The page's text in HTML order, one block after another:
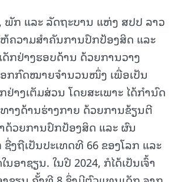
ກ ແລະ ລັດຖະບານ ແຫ່ງ ສປປ ລາວ
ໃຫ້ຄວາມສໍາຄັນການປົກປ້ອງສິດ ແລະ
ກຢ່າງຮອບດ້ານ ດ້ວຍການວາງ
ອກກົດໝາຍຈຳນວນໜຶ່ງ ເພື່ອເປັນ
ຢ່າງເຕັມສ່ວນ ໂດຍສະເພາະ ໄດ້ກຳນົດ
າງດ້ານຮ່າງກາຍ ດ້ວຍການຂ້ຽນຕີ
ດ້ວຍການປົກປ້ອງສິດ ແລະ ຜົນ
ງຖືເປັນປະເທດທີ 66 ຂອງໂລກ ແລະ
ອາຊຽນ. ໃນປີ 2024, ກໍໄດ້ເປັນເຈົ້າ